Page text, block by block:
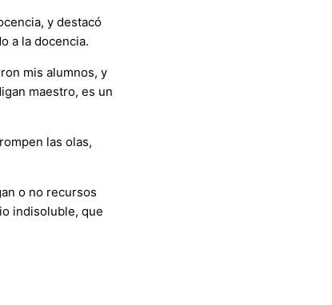
y destacó
a la docencia.
mis alumnos, y
maestro, es un
las olas,
o no recursos
indisoluble, que